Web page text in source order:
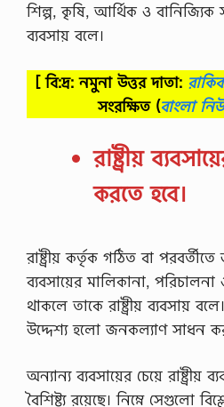
শিল্প, কৃষি, আর্থিক ও বানিজ্যিক
ব্যবসায় বলে।
[ বি:দ্র: নমুনা উত্তর দাতা:
সংরক্ষিত (বাংলা
রাষ্ট্রীয়
করতে হবে।
রাষ্ট্রীয় কর্তৃক গঠিত বা
ব‍্যবসায়ের মালিকানা, পরিচালনা
থাকলে তাকে রাষ্ট্রীয় ব‍্যবসায়
উদ্দেশ্য হলো জনকল্যাণ সাধন
অন্যান্য ব্যবসায়ের চেয়ে রাষ্ট্রীয়
বৈশিষ্ট্য রয়েছে। নিম্নে সেগুলো